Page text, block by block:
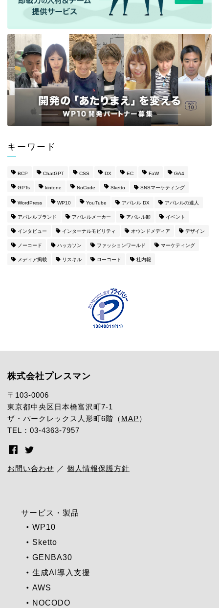
キーワード
BCP ChatGPT CSS DX EC FaW GA4
GPTs kintone NoCode Sketto SNSマーケティング
WordPress WP10 YouTube アパレル DX アパレルの達人
アパレルブランド アパレルメーカー アパレル卸 イベント
インタビュー インターナルモビリティ オウンドメディア デザイン
ノーコード ハッカソン ファッションワールド マーケティング
メディア掲載 リスキル ローコード 社内報
株式会社プレスマン
〒103-0006
東京都中央区日本橋富沢町7-1
ザ・パークレックス人形町6階（ MAP）
TEL：03-4363-7957
お問い合わせ ／ 個人情報保護方針
サービス・製品
WP10
Sketto
GENBA30
生成AI導入支援
AWS
NOCODO